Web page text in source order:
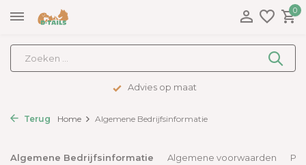
0
Advies op maat
Terug Home Algemene Bedrijfsinformatie
Algemene Bedrijfsinformatie Algemene voorwaarden